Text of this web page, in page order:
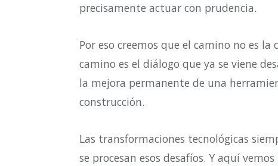
precisamente actuar con prudencia.
Por eso creemos que el camino no es
camino es el diálogo que ya se viene
la mejora permanente de una
construcción.
Las transformaciones tecnológicas
se procesan esos desafíos. Y aquí